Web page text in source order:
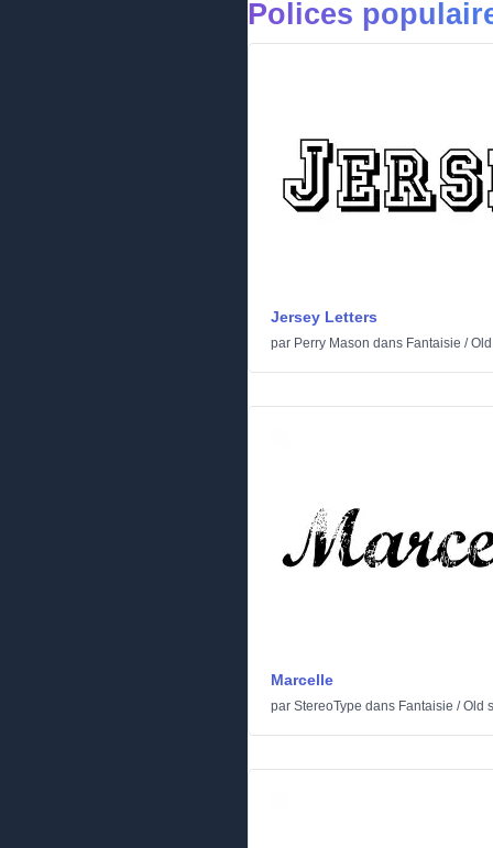
Polices
Jersey Letters
par Perry Mason dans Fantaisie /
Marcelle
par StereoType dans Fantaisie /Old